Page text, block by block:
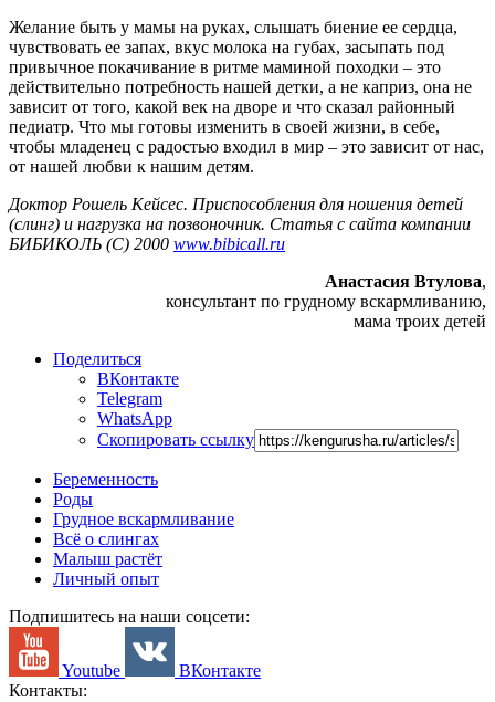
Желание быть у мамы на руках, слышать биение ее сердца,
чувствовать ее запах, вкус молока на губах, засыпать под
привычное покачивание в ритме маминой походки – это
действительно потребность нашей детки, а не каприз, она не
зависит от того, какой век на дворе и что сказал районный
педиатр. Что мы готовы изменить в своей жизни, в себе,
чтобы младенец с радостью входил в мир – это зависит от нас,
от нашей любви к нашим детям.
Доктор Рошель Кейсес. Приспособления для ношения детей
(слинг) и нагрузка на позвоночник. Статья с сайта компании
БИБИКОЛЬ (C) 2000 www.bibicall.ru
Анастасия Втулова,
консультант по грудному вскармливанию,
мама троих детей
Поделиться
ВКонтакте
Telegram
WhatsApp
Скопировать ссылку
Беременность
Роды
Грудное вскармливание
Всё о слингах
Малыш растёт
Личный опыт
Подпишитесь на наши соцсети:
Youtube
ВКонтакте
Контакты: